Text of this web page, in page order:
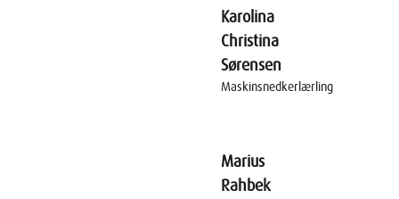
Karolina
Christina
Sørensen
Maskinsnedkerlærling
Marius
Rahbek